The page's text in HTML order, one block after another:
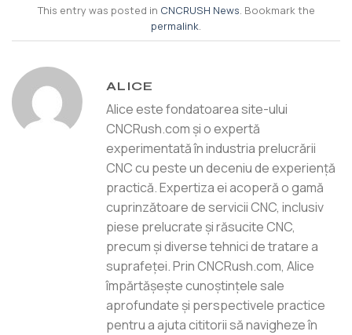
This entry was posted in CNCRUSH News. Bookmark the
permalink.
ALICE
Alice este fondatoarea site-ului
CNCRush.com și o expertă
experimentată în industria prelucrării
CNC cu peste un deceniu de experiență
practică. Expertiza ei acoperă o gamă
cuprinzătoare de servicii CNC, inclusiv
piese prelucrate și răsucite CNC,
precum și diverse tehnici de tratare a
suprafeței. Prin CNCRush.com, Alice
împărtășește cunoștințele sale
aprofundate și perspectivele practice
pentru a ajuta cititorii să navigheze în